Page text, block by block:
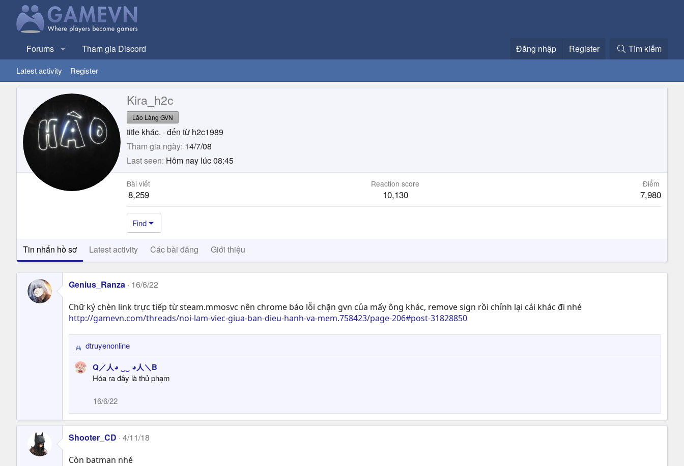
Forums Tham gia Discord Đăng nhập Register Tìm kiếm
Latest activity Register
Kira_h2c
Lão Làng GVN
title khác. · đến từ h2c1989
Tham gia ngày 14/7/08
Last seen Hôm nay lúc 08:45
Bài viết
8,259
Reaction score
10,130
Điểm
7,980
Find
Tin nhắn hồ sơ Latest activity Các bài đăng Giới thiệu
Genius_Ranza 16/6/22
Chữ ký chèn link trực tiếp từ steam.mmosvc nên chrome báo lỗi chặn gvn của mấy ông khác, remove sign rồi chỉnh lại cái khác đi nhé
http://gamevn.com/threads/noi-lam-viec-giua-ban-dieu-hanh-va-mem.758423/page-206#post-31828850
R
e
a
o
n
s
dtruyenonline
Q／人◕ ‿‿ ◕人＼B
Hóa ra đây là thủ phạm
16/6/22
Shooter_CD 4/11/18
Còn batman nhé